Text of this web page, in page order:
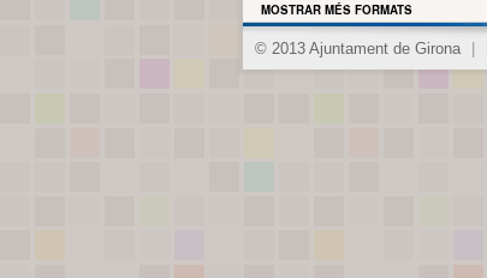
MOSTRAR MÉS FORMATS
© 2013 Ajuntament de Girona